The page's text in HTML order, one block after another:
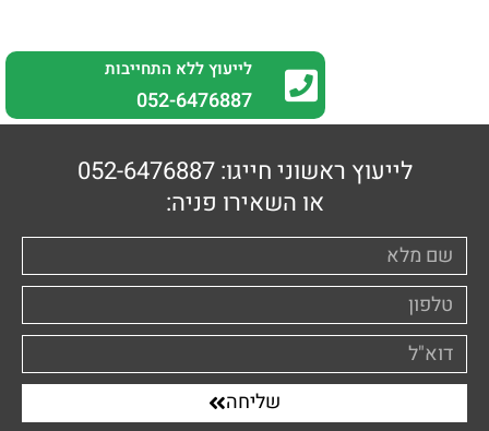
לייעוץ ללא התחייבות
052-6476887
לייעוץ ראשוני חייגו: 052-6476887
או השאירו פניה:
שליחה